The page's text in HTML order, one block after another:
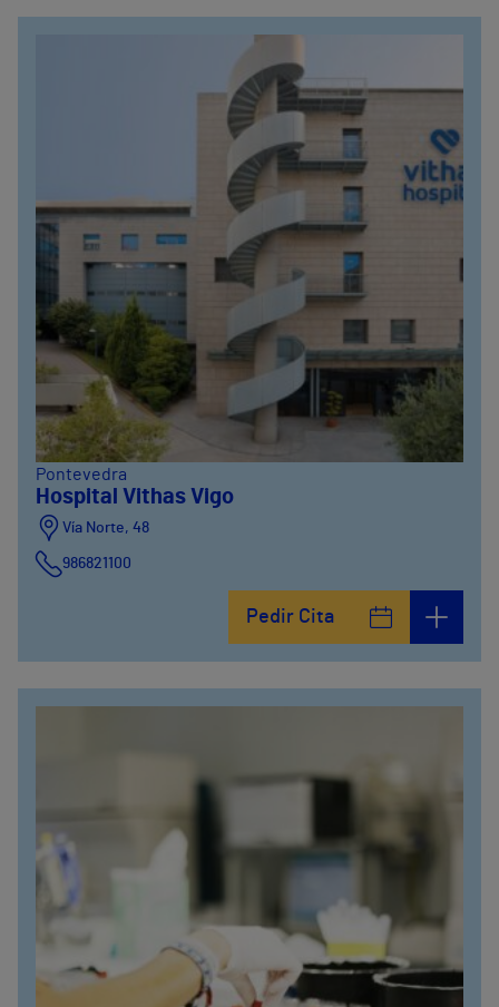
Pontevedra
Hospital Vithas Vigo
Vía Norte, 48
986821100
Pedir Cita